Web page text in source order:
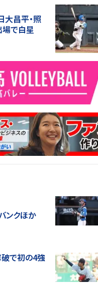
大昌平・照
で白星
ンクほか
で初の4強